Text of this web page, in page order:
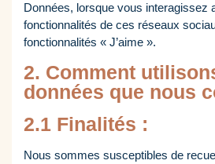
Données, lorsque vous interagissez
fonctionnalités de ces réseaux
fonctionnalités « J’aime ».
2. Comment
données que nous
2.1 Finalités :
Nous sommes susceptibles de